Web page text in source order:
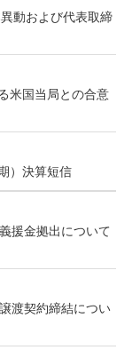
動および代表取締
米国当局との合意
）決算短信
援金拠出について
渡契約締結につい